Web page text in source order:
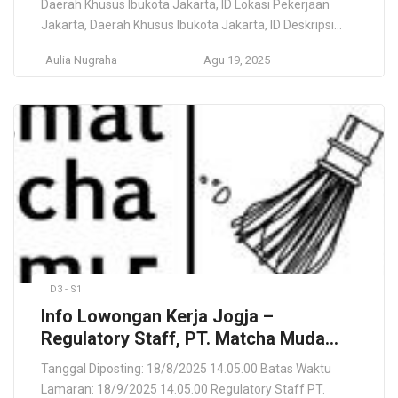
Daerah Khusus Ibukota Jakarta, ID Lokasi Pekerjaan
Jakarta, Daerah Khusus Ibukota Jakarta, ID Deskripsi
Technologies, sebuah perusahaan yang berlokasi di
memiliki CEO yang sama dan beroperasi sebagai
perusahaan saudara. ComTrue fokus pada
pengembangan, pemeliharaan, […]
Aulia Nugraha Agu 19, 2025
D3 - S1
Info Lowongan Kerja Jogja –
Regulatory Staff, PT. Matcha Muda
Manggala
Tanggal Diposting: 18/8/2025 14.05.00 Batas Waktu
Lamaran: 18/9/2025 14.05.00 Regulatory Staff PT.